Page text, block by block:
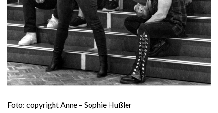
Foto: copyright Anne – Sophie Hußler